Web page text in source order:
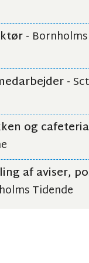
- Bornholms
-
og cafeteria
af aviser,
Tidende